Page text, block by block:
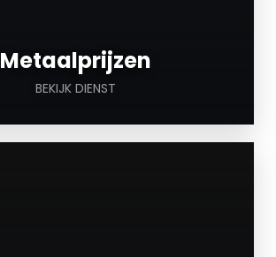
Metaalprijzen
BEKIJK DIENST